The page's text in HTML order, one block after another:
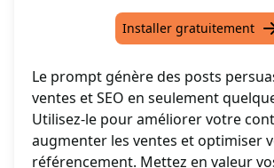
Installer gratuitement
Le prompt génère des posts
ventes et SEO en seulement
Utilisez-le pour améliorer votre
augmenter les ventes et optimiser
référencement. Mettez en valeur